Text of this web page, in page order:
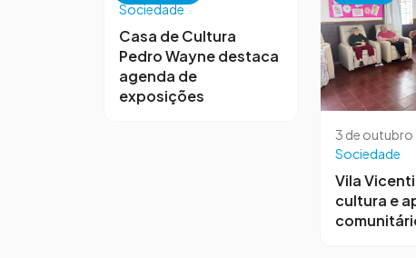
Sociedade
Casa de Cultura
Pedro Wayne destaca
agenda de
exposições
3 de outubro
Sociedade
Vila
cultura e